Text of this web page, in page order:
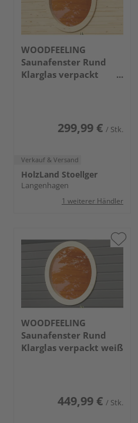
WOODFEELING
Saunafenster Rund
Klarglas verpackt
299,99 € / Stk.
Verkauf & Versand
HolzLand Stoellger
Langenhagen
1 weiterer Händler
WOODFEELING
Saunafenster Rund
Klarglas verpackt weiß
449,99 € / Stk.